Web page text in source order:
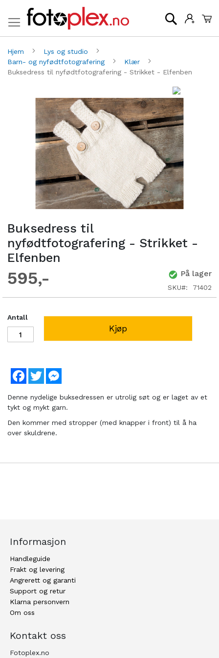
Søk
Hjem
Lys og studio
Barn- og nyfødtfotografering
Klær
Buksedress til nyfødtfotografering - Strikket - Elfenben
Buksedress til
nyfødtfotografering - Strikket -
Elfenben
595 På lager
SKU 71402
Antall
Kjøp
Facebook
Twitter
bildegalleri
Denne nydelige buksedressen er utrolig søt og er laget av et
tykt og mykt garn.
Den kommer med stropper (med knapper i front) til å ha
over skuldrene.
Informasjon
Handleguide
Frakt og levering
Angrerett og garanti
Support og retur
Klarna personvern
Om oss
Kontakt oss
Fotoplex.no